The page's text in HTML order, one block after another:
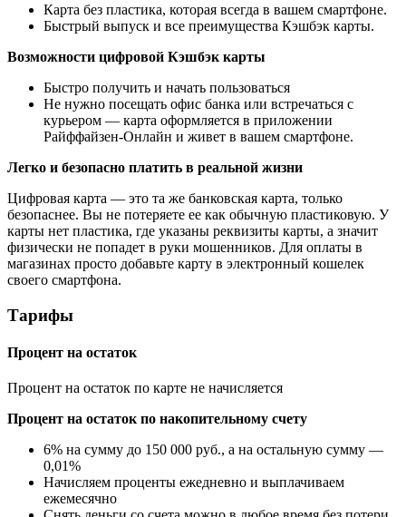
Карта без пластика, которая всегда в вашем смартфоне.
Быстрый выпуск и все преимущества Кэшбэк карты.
Возможности цифровой Кэшбэк карты
Быстро получить и начать пользоваться
Не нужно посещать офис банка или встречаться с
курьером — карта оформляется в приложении
Райффайзен-Онлайн и живет в вашем смартфоне.
Легко и безопасно платить в реальной жизни
Цифровая карта — это та же банковская карта, только
безопаснее. Вы не потеряете ее как обычную пластиковую. У
карты нет пластика, где указаны реквизиты карты, а значит
физически не попадет в руки мошенников. Для оплаты в
магазинах просто добавьте карту в электронный кошелек
своего смартфона.
Тарифы
Процент на остаток
Процент на остаток по карте не начисляется
Процент на остаток по накопительному счету
6% на сумму до 150 000 руб., а на остальную сумму —
0,01%
Начисляем проценты ежедневно и выплачиваем
ежемесячно